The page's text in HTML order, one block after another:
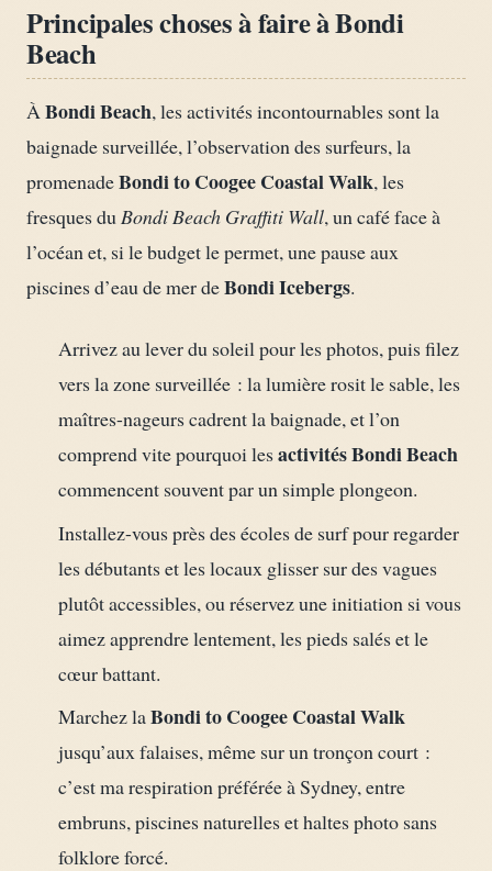
Principales choses à faire à Bondi
Beach
ÀBondi Beach, les activités incontournables sont la
baignade surveillée, l’observation des surfeurs, la
promenadeBondi to Coogee Coastal Walk, les
fresques duBondi Beach Graffiti Wall, un café face à
l’océan et, si le budget le permet, une pause aux
piscines d’eau de mer deBondi Icebergs.
Arrivez au lever du soleil pour les photos, puis filez
vers la zone surveillée : la lumière rosit le sable, les
maîtres-nageurs cadrent la baignade, et l’on
comprend vite pourquoi lesactivités Bondi Beach
commencent souvent par un simple plongeon.
Installez-vous près des écoles de surf pour regarder
les débutants et les locaux glisser sur des vagues
plutôt accessibles, ou réservez une initiation si vous
aimez apprendre lentement, les pieds salés et le
cœur battant.
Marchez laBondi to Coogee Coastal Walk
jusqu’aux falaises, même sur un tronçon court :
c’est ma respiration préférée à Sydney, entre
embruns, piscines naturelles et haltes photo sans
folklore forcé.